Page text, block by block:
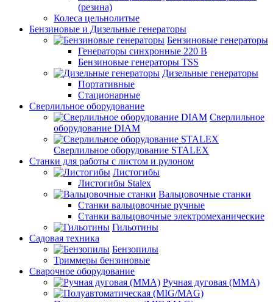
(резина)
Колеса цельнолитые
Бензиновые и Дизельные генераторы
Бензиновые генераторы
Генераторы синхронные 220 В
Бензиновые генераторы TSS
Дизельные генераторы
Портативные
Стационарные
Сверлильное оборудование
Сверлильное
оборудование DIAM
Сверлильное оборудование STALEX
Станки для работы с листом и рулоном
Листогибы
Листогибы Stalex
Вальцовочные станки
Станки вальцовочные ручные
Станки вальцовочные электромеханические
Гильотины
Садовая техника
Бензопилы
Триммеры бензиновые
Сварочное оборудование
Ручная дуговая (MMA)